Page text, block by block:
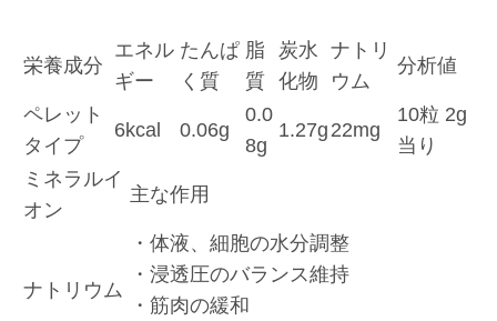
栄養成分
エネル
ギー
たんぱ
く質
脂
質
炭水
化物
ナトリ
ウム
分析値
ペレット
タイプ
6kcal 0.06g
0.0
8g
1.27g 22mg
10粒 2g
当り
ミネラルイ
オン
主な作用
ナトリウム
・体液、細胞の水分調整
・浸透圧のバランス維持
・筋肉の緩和